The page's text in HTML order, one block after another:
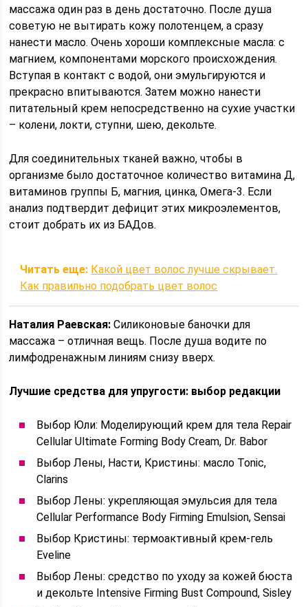
массажа один раз в день достаточно. После душа
советую не вытирать кожу полотенцем, а сразу
нанести масло. Очень хороши комплексные масла: с
магнием, компонентами морского происхождения.
Вcтупая в контакт с водой, они эмульгируются и
прекрасно впитываются. Затем можно нанести
питательный крем непосредственно на сухие участки
– колени, локти, ступни, шею, декольте.
Для соединительных тканей важно, чтобы в
организме было достаточное количество витамина Д,
витаминов группы Б, магния, цинка, Омега-3. Если
анализ подтвердит дефицит этих микроэлементов,
стоит добрать их из БАДов.
Читать еще: Какой цвет волос лучше скрывает.
Как правильно подобрать цвет волос
Наталия Раевская: Силиконовые баночки для
массажа – отличная вещь. После душа водите по
лимфодренажным линиям снизу вверх.
Лучшие средства для упругости: выбор редакции
Выбор Юли: Моделирующий крем для тела Repair
Cellular Ultimate Forming Body Cream, Dr. Babor
Выбор Лены, Насти, Кристины: масло Tonic,
Clarins
Выбор Лены: укрепляющая эмульсия для тела
Cellular Performance Body Firming Emulsion, Sensai
Выбор Кристины: термоактивный крем-гель
Eveline
Выбор Лены: средство по уходу за кожей бюста
и декольте Intensive Firming Bust Compound, Sisley